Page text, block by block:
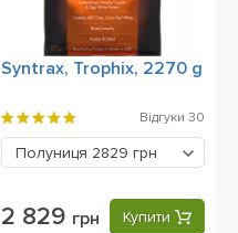
Syntrax, Trophix, 2270 g
Відгуки 30
Полуниця 2829 грн
2 829 грн Купити